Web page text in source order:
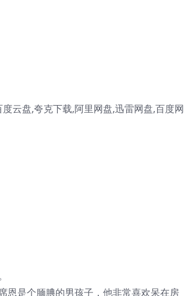
云盘,夸克下载,阿里网盘,迅雷网盘,百度网
是个腼腆的男孩子，他非常喜欢呆在房